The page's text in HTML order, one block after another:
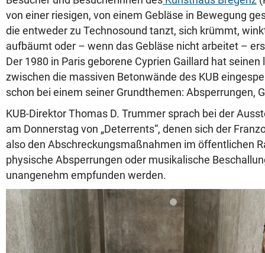
von einer riesigen, von einem Gebläse in Bewegung
die entweder zu Technosound tanzt, sich krümmt,
aufbäumt oder – wenn das Gebläse nicht arbeitet –
Der 1980 in Paris geborene Cyprien Gaillard hat seinen
zwischen die massiven Betonwände des KUB
schon bei einem seiner Grundthemen: Absperrungen,
KUB-Direktor Thomas D. Trummer sprach bei der
am Donnerstag von „Deterrents“, denen sich der
also den Abschreckungsmaßnahmen im öffentlichen
physische Absperrungen oder musikalische
unangenehm empfunden werden.